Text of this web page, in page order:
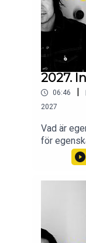
2027.
06:46
2027
Vad är
för
Vad har
hur länge
säger sitt